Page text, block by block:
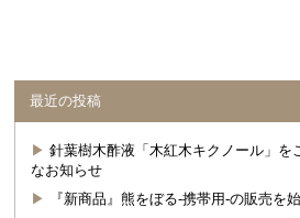
最近の投稿
針葉樹木酢液「木紅木キクノール」を
なお知らせ
『新商品』熊をぼる-携帯用-の販売を